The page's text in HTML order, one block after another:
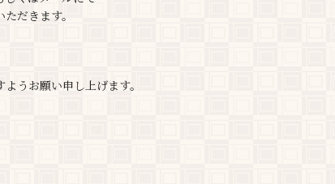
だきます。
うお願い申し上げます。